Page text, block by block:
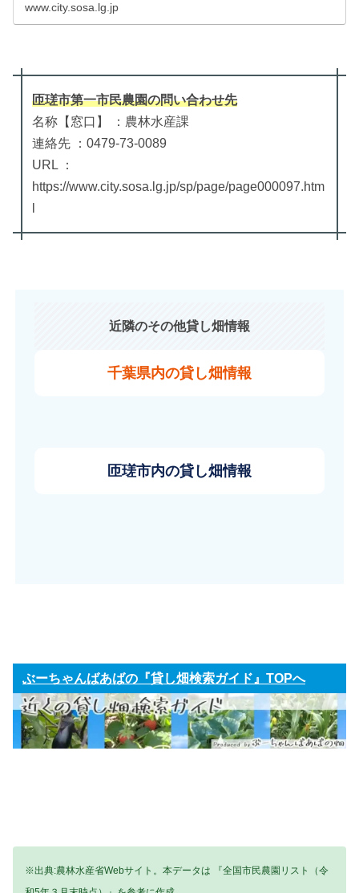
www.city.sosa.lg.jp
匝瑳市第一市民農園の問い合わせ先
名称【窓口】 ：農林水産課
連絡先 ：0479-73-0089
URL ：
https://www.city.sosa.lg.jp/sp/page/page000097.htm
近隣のその他貸し畑情報
千葉県内の貸し畑情報
匝瑳市内の貸し畑情報
ぶーちゃんばあばの『貸し畑検索ガイド』TOPへ
※出典:農林水産省Webサイト。本データは 『全国市民農園リスト（令